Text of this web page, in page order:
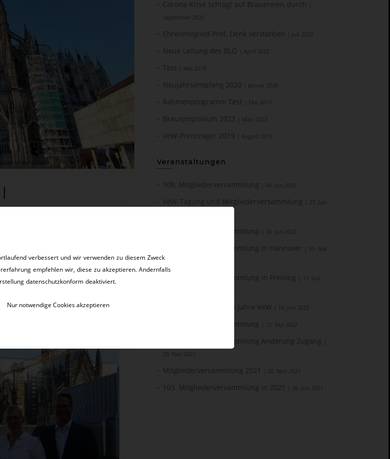
2021 konnte auf
Veranstaltung abgehalten
von Früh-Chef
ein abwechslungsreiches
Corona-Krise schlägt auf Brauereien durch
September 2020
Ehrenmitglied Prof. Denk verstorben | Juli 2023
Neue Leitung des BLQ | April 2022
Test | Mai 2019
Neujahrsempfang 2020 | Januar 2020
Rahmenprogramm Test | Mai 2019
Brausymposium 2023 | März 2023
VeW-Preisträger 2019 | August 2019
Veranstaltungen
108. Mitgliederversammlung | 06. Jun 2026
VeW-Tagung und Mitgliederversammlung
| 27. Jun
107. Mitgliederversammlung | 28. Jun 2025
106. Mitgliederversammlung in Hannover
| 03. Mai
2024
105. Mitgliederversammlung in Freising
| 17. Jun
Brausymposium - 125 Jahre VeW | 16. Jun 2023
104. Mitgliederversammlung | 12. Sep 2022
103. Mitgliederversammlung Änderung Zugang
20. Nov 2021
Mitgliederversammlung 2021 | 20. Nov 2021
103. Mitgliederversammlung in 2021 | 26. Jun 2021
verbessert und wir verwenden zu diesem Zweck
empfehlen wir, diese zu akzeptieren. Andernfalls
datenschutzkonform deaktiviert.
Nur notwendige Cookies akzeptieren